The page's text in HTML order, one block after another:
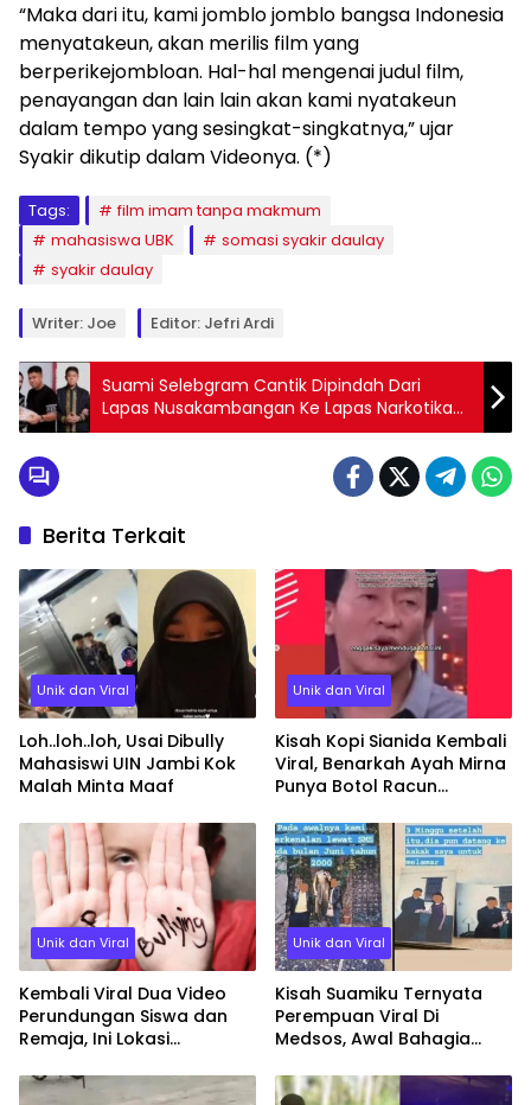
“Maka dari itu, kami jomblo jomblo bangsa Indonesia
menyatakeun, akan merilis film yang
berperikejombloan. Hal-hal mengenai judul film,
penayangan dan lain lain akan kami nyatakeun
dalam tempo yang sesingkat-singkatnya,” ujar
Syakir dikutip dalam Videonya. (*)
Tags:
film imam tanpa makmum
mahasiswa UBK
somasi syakir daulay
syakir daulay
Writer: Joe Editor: Jefri Ardi
Suami Selebgram Cantik Dipindah Dari
Lapas Nusakambangan Ke Lapas Narkotika
Bandarlampung
Berita Terkait
Unik dan Viral
Loh..loh..loh, Usai Dibully
Mahasiswi UIN Jambi Kok
Malah Minta Maaf
Unik dan Viral
Kisah Kopi Sianida Kembali
Viral, Benarkah Ayah Mirna
Punya Botol Racun
Unik dan Viral
Kembali Viral Dua Video
Perundungan Siswa dan
Remaja, Ini Lokasi
Unik dan Viral
Kisah Suamiku Ternyata
Perempuan Viral Di
Medsos, Awal Bahagia